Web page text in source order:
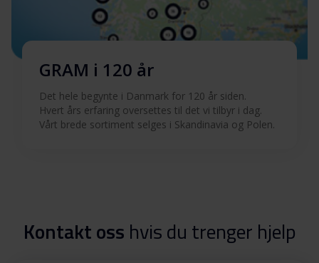
GRAM i 120 år
Det hele begynte i Danmark for 120 år siden.
Hvert års erfaring oversettes til det vi tilbyr i dag.
Vårt brede sortiment selges i Skandinavia og Polen.
Kontakt oss hvis du trenger hjelp